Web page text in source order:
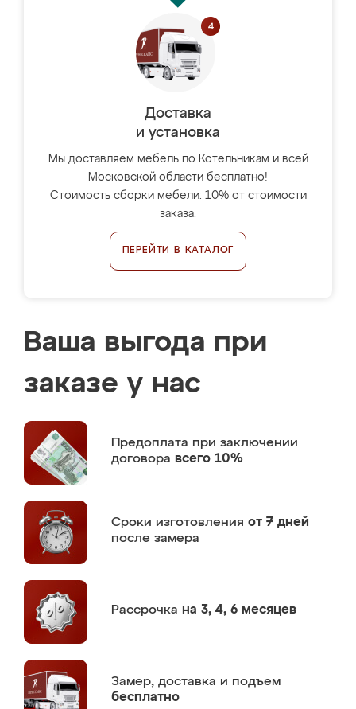
Доставка
и установка
Мы доставляем мебель по Котельникам и всей
Московской области бесплатно!
Стоимость сборки мебели: 10% от стоимости
заказа.
ПЕРЕЙТИ В КАТАЛОГ
Ваша выгода при
заказе у нас
Предоплата при заключении
договора всего 10%
Сроки изготовления от 7 дней
после замера
Рассрочка на 3, 4, 6 месяцев
Замер, доставка и подъем
бесплатно